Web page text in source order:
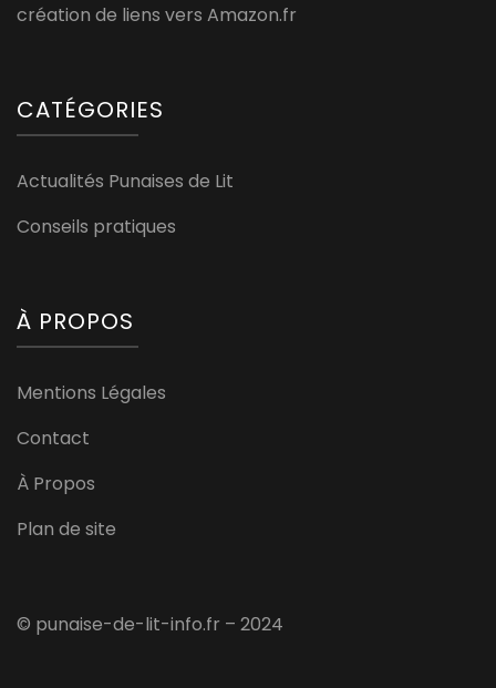
création de liens vers Amazon.fr
CATÉGORIES
Actualités Punaises de Lit
Conseils pratiques
À PROPOS
Mentions Légales
Contact
À Propos
Plan de site
© punaise-de-lit-info.fr – 2024